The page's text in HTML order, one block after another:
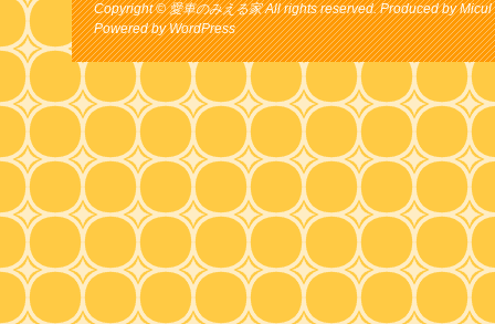
Copyright © 愛車のみえる家 All rights reserved. Produced by Micul
Powered byWordPress